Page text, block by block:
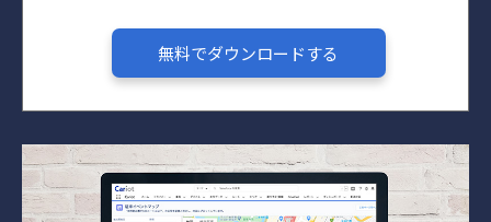
無料でダウンロードする